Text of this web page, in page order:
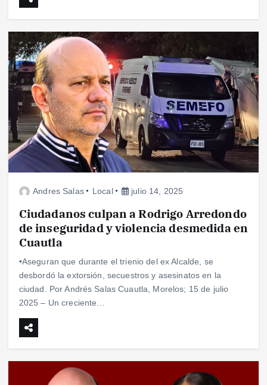
Andres Salas Local julio 14, 2025
Ciudadanos culpan a Rodrigo Arredondo
de inseguridad y violencia desmedida en
Cuautla
•Aseguran que durante el trienio del ex Alcalde, se
desbordó la extorsión, secuestros y asesinatos en la
ciudad. Por Andrés Salas Cuautla, Morelos; 15 de julio
2025 – Un creciente…